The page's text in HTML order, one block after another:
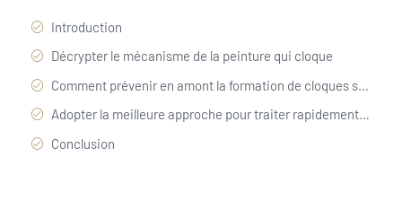
Introduction
Décrypter le mécanisme de la peinture qui cloque
Comment prévenir en amont la formation de cloques sur la peinture
Adopter la meilleure approche pour traiter rapidement et efficacement une peinture qui cloque
Conclusion